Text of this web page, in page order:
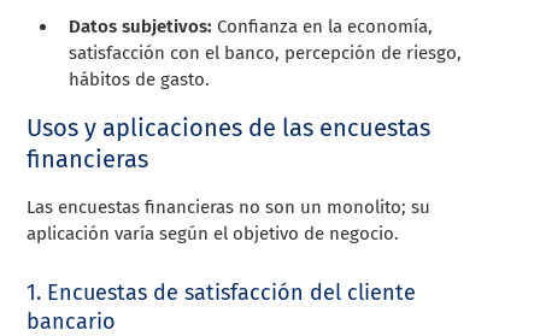
Datos subjetivos: Confianza en la economía,
satisfacción con el banco, percepción de riesgo,
hábitos de gasto.
Usos y aplicaciones de las encuestas
financieras
Las encuestas financieras no son un monolito; su
aplicación varía según el objetivo de negocio.
1. Encuestas de satisfacción del cliente
bancario